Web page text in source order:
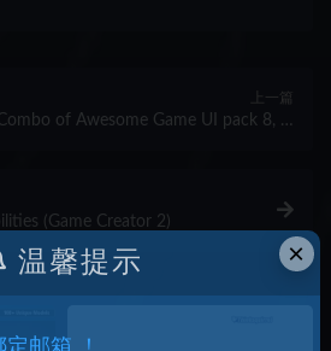
上一篇
of Awesome Game UI pack 8, 9,
(Game Creator 2)
×
温馨提示